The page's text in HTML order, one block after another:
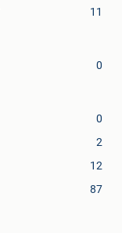
11
0
0
2
12
87